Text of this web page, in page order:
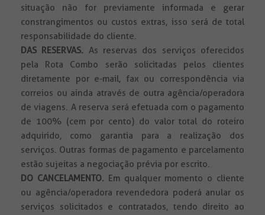
situação não for previamente informada e gerar
constrangimentos ou custos extras, isso será de total
responsabilidade do cliente.
DAS RESERVAS. As reservas dos serviços oferecidos
pela Rota Combo serão solicitadas pelos clientes
diretamente por e-mail, fax ou correspondência via
correios ou ainda através de outra agência/operadora
de viagens. A reserva será efetuada com o pagamento
de 100% (cem por cento) do valor total do roteiro
adquirido, como garantia para a realização dos
serviços. Outras formas de pagamento e parcelamento
estão sujeitas a negociação prévia por escrito.
DO CANCELAMENTO. Em qualquer momento o cliente
ou agência/operadora revendedora poderá anular os
serviços solicitados e contratados, tendo direito ao